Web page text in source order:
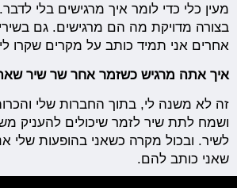
מעין כלי כדי לומר איך מרגישים בלי
בצורה מדויקת מה הם מרגישים. גם
אחרים אני תמיד כותב על מקרים שקרו
איך אתה מרגיש כשזמר אחר שר שיר
זה לא משנה לי, בתוך החברות שלי
ושמח לתת שיר לזמר שיכולים להעניק
לשיר. ובכול מקרה כשאני בהופעות שלי
שאני כותב להם.